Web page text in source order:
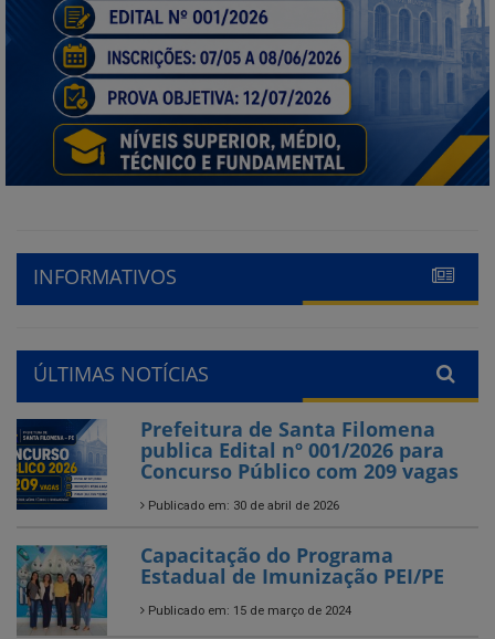
INFORMATIVOS
ÚLTIMAS NOTÍCIAS
Prefeitura de Santa Filomena
publica Edital nº 001/2026 para
Concurso Público com 209 vagas
Publicado em: 30 de abril de 2026
Capacitação do Programa
Estadual de Imunização PEI/PE
Publicado em: 15 de março de 2024